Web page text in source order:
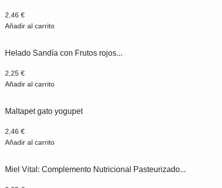
2,46 €
Añadir al carrito
Helado Sandía con Frutos rojos...
2,25 €
Añadir al carrito
Maltapet gato yogupet
2,46 €
Añadir al carrito
Miel Vital: Complemento Nutricional Pasteurizado...